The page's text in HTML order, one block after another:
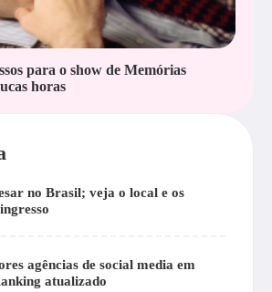
para o show de Memórias
horas
no Brasil; veja o local e os
agências de social media em
atualizado